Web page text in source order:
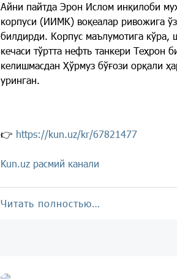
Айни пайтда Эрон Ислом инқилоби
корпуси (ИИМК) воқеалар ривожига
билдирди. Корпус маълумотига кўра,
кечаси тўртта нефть танкери Теҳрон
келишмасдан Ҳўрмуз бўғози орқали
уринган.
👉 https://kun.uz/kr/67821477
Kun.uz расмий канали
Читать полностью…